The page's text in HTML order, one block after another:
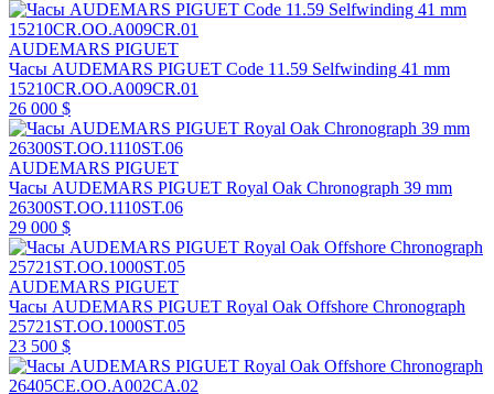
AUDEMARS PIGUET
Часы AUDEMARS PIGUET Code 11.59 Selfwinding 41 mm
15210CR.OO.A009CR.01
26 000 $
AUDEMARS PIGUET
Часы AUDEMARS PIGUET Royal Oak Chronograph 39 mm
26300ST.OO.1110ST.06
29 000 $
AUDEMARS PIGUET
Часы AUDEMARS PIGUET Royal Oak Offshore Chronograph
25721ST.OO.1000ST.05
23 500 $